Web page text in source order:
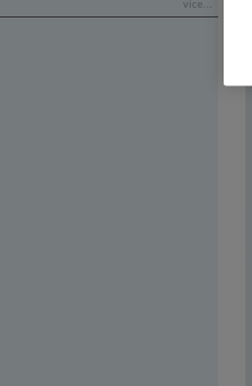
více...